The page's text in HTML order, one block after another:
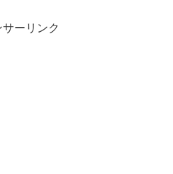
サーリンク